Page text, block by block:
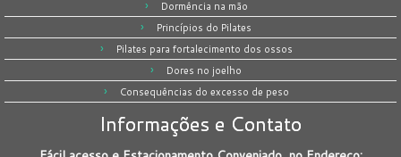
Dormência na mão
Princípios do Pilates
Pilates para fortalecimento dos ossos
Dores no joelho
Consequências do excesso de peso
Informações e Contato